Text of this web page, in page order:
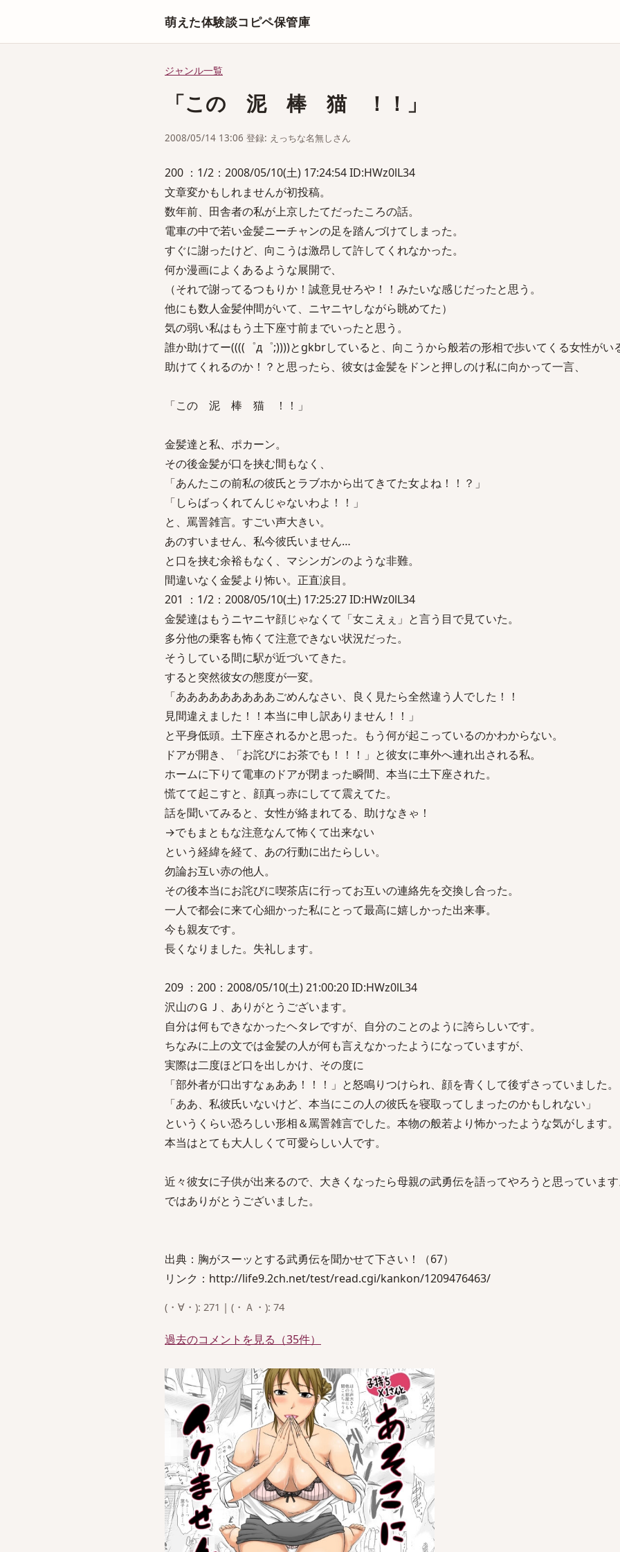
萌えた体験談コピペ保管庫
ジャンル一覧
「この 泥 棒 猫 ！！」
2008/05/14 13:06 登録: えっちな名無しさん
200 ：1/2：2008/05/10(土) 17:24:54 ID:HWz0lL34
文章変かもしれませんが初投稿。
数年前、田舎者の私が上京したてだったころの話。
電車の中で若い金髪ニーチャンの足を踏んづけてしまった。
すぐに謝ったけど、向こうは激昂して許してくれなかった。
何か漫画によくあるような展開で、
（それで謝ってるつもりか！誠意見せろや！！みたいな感じだったと思う。
他にも数人金髪仲間がいて、ニヤニヤしながら眺めてた）
気の弱い私はもう土下座寸前までいったと思う。
誰か助けてー((((゜д゜;))))とgkbrしていると、向こうから般若の形相で歩いてくる女性がい
助けてくれるのか！？と思ったら、彼女は金髪をドンと押しのけ私に向かって一言、
「この 泥 棒 猫 ！！」
金髪達と私、ポカーン。
その後金髪が口を挟む間もなく、
「あんたこの前私の彼氏とラブホから出てきてた女よね！！？」
「しらばっくれてんじゃないわよ！！」
と、罵詈雑言。すごい声大きい。
あのすいません、私今彼氏いません…
と口を挟む余裕もなく、マシンガンのような非難。
間違いなく金髪より怖い。正直涙目。
201 ：1/2：2008/05/10(土) 17:25:27 ID:HWz0lL34
金髪達はもうニヤニヤ顔じゃなくて「女こえぇ」と言う目で見ていた。
多分他の乗客も怖くて注意できない状況だった。
そうしている間に駅が近づいてきた。
すると突然彼女の態度が一変。
「あああああああああごめんなさい、良く見たら全然違う人でした！！
見間違えました！！本当に申し訳ありません！！」
と平身低頭。土下座されるかと思った。もう何が起こっているのかわからない。
ドアが開き、「お詫びにお茶でも！！！」と彼女に車外へ連れ出される私。
ホームに下りて電車のドアが閉まった瞬間、本当に土下座された。
慌てて起こすと、顔真っ赤にしてて震えてた。
話を聞いてみると、女性が絡まれてる、助けなきゃ！
→でもまともな注意なんて怖くて出来ない
という経緯を経て、あの行動に出たらしい。
勿論お互い赤の他人。
その後本当にお詫びに喫茶店に行ってお互いの連絡先を交換し合った。
一人で都会に来て心細かった私にとって最高に嬉しかった出来事。
今も親友です。
長くなりました。失礼します。
209 ：200：2008/05/10(土) 21:00:20 ID:HWz0lL34
沢山のＧＪ、ありがとうございます。
自分は何もできなかったヘタレですが、自分のことのように誇らしいです。
ちなみに上の文では金髪の人が何も言えなかったようになっていますが、
実際は二度ほど口を出しかけ、その度に
「部外者が口出すなぁああ！！！」と怒鳴りつけられ、顔を青くして後ずさっていました。
「ああ、私彼氏いないけど、本当にこの人の彼氏を寝取ってしまったのかもしれない」
というくらい恐ろしい形相＆罵詈雑言でした。本物の般若より怖かったような気がします。
本当はとても大人しくて可愛らしい人です。
近々彼女に子供が出来るので、大きくなったら母親の武勇伝を語ってやろうと思っていま
ではありがとうございました。
出典：胸がスーッとする武勇伝を聞かせて下さい！（67）
リンク：http://life9.2ch.net/test/read.cgi/kankon/1209476463/
(・∀・): 271 | (・Ａ・): 74
過去のコメントを見る（35件）